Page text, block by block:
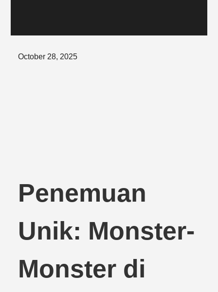
Posted
October 28, 2025
Penemuan
Unik: Monster-
Monster di